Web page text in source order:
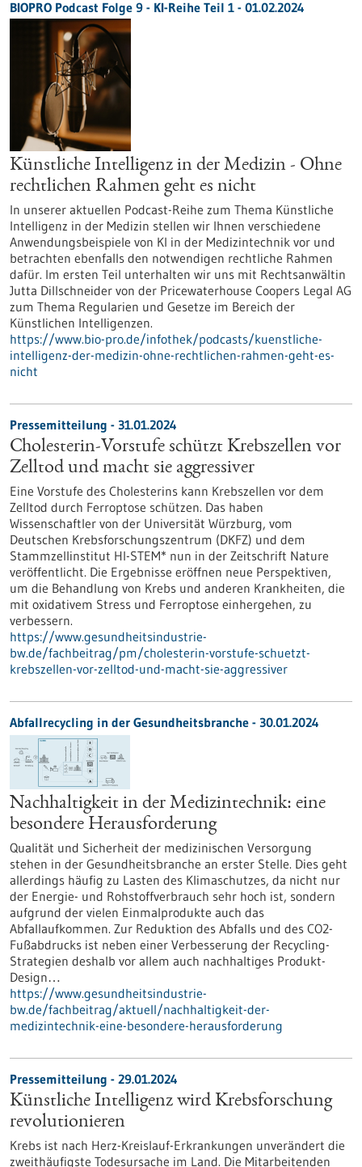
BIOPRO Podcast Folge 9 - KI-Reihe Teil 1 - 01.02.2024
Künstliche Intelligenz in der Medizin - Ohne
rechtlichen Rahmen geht es nicht
In unserer aktuellen Podcast-Reihe zum Thema Künstliche
Intelligenz in der Medizin stellen wir Ihnen verschiedene
Anwendungsbeispiele von KI in der Medizintechnik vor und
betrachten ebenfalls den notwendigen rechtliche Rahmen
dafür. Im ersten Teil unterhalten wir uns mit Rechtsanwältin
Jutta Dillschneider von der Pricewaterhouse Coopers Legal AG
zum Thema Regularien und Gesetze im Bereich der
Künstlichen Intelligenzen.
https://www.bio-pro.de/infothek/podcasts/kuenstliche-
intelligenz-der-medizin-ohne-rechtlichen-rahmen-geht-es-
nicht
Pressemitteilung - 31.01.2024
Cholesterin-Vorstufe schützt Krebszellen vor
Zelltod und macht sie aggressiver
Eine Vorstufe des Cholesterins kann Krebszellen vor dem
Zelltod durch Ferroptose schützen. Das haben
Wissenschaftler von der Universität Würzburg, vom
Deutschen Krebsforschungszentrum (DKFZ) und dem
Stammzellinstitut HI-STEM* nun in der Zeitschrift Nature
veröffentlicht. Die Ergebnisse eröffnen neue Perspektiven,
um die Behandlung von Krebs und anderen Krankheiten, die
mit oxidativem Stress und Ferroptose einhergehen, zu
verbessern.
https://www.gesundheitsindustrie-
bw.de/fachbeitrag/pm/cholesterin-vorstufe-schuetzt-
krebszellen-vor-zelltod-und-macht-sie-aggressiver
Abfallrecycling in der Gesundheitsbranche - 30.01.2024
Nachhaltigkeit in der Medizintechnik: eine
besondere Herausforderung
Qualität und Sicherheit der medizinischen Versorgung
stehen in der Gesundheitsbranche an erster Stelle. Dies geht
allerdings häufig zu Lasten des Klimaschutzes, da nicht nur
der Energie- und Rohstoffverbrauch sehr hoch ist, sondern
aufgrund der vielen Einmalprodukte auch das
Abfallaufkommen. Zur Reduktion des Abfalls und des CO2-
Fußabdrucks ist neben einer Verbesserung der Recycling-
Strategien deshalb vor allem auch nachhaltiges Produkt-
Design…
https://www.gesundheitsindustrie-
bw.de/fachbeitrag/aktuell/nachhaltigkeit-der-
medizintechnik-eine-besondere-herausforderung
Pressemitteilung - 29.01.2024
Künstliche Intelligenz wird Krebsforschung
revolutionieren
Krebs ist nach Herz-Kreislauf-Erkrankungen unverändert die
zweithäufigste Todesursache im Land. Die Mitarbeitenden